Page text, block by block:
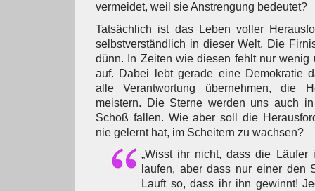
vermeidet, weil sie Anstrengung bedeutet?
Tatsächlich ist das Leben voller
selbstverständlich in dieser Welt. Die
dünn. In Zeiten wie diesen fehlt nur wenig
auf. Dabei lebt gerade eine Demokratie
alle Verantwortung übernehmen, die
meistern. Die Sterne werden uns auch
Schoß fallen. Wie aber soll die
nie gelernt hat, im Scheitern zu wachsen?
„Wisst ihr nicht, dass die Läufer
laufen, aber dass nur einer den
Lauft so, dass ihr ihn gewinnt!